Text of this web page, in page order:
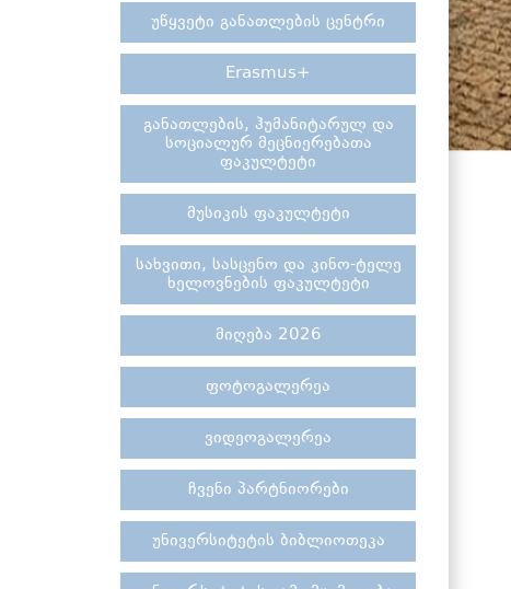
უწყვეტი განათლების ცენტრი
Erasmus+
განათლების, ჰუმანიტარულ და
სოციალურ მეცნიერებათა
ფაკულტეტი
მუსიკის ფაკულტეტი
სახვითი, სასცენო და კინო-ტელე
ხელოვნების ფაკულტეტი
მიღება 2026
ფოტოგალერეა
ვიდეოგალერეა
ჩვენი პარტნიორები
უნივერსიტეტის ბიბლიოთეკა